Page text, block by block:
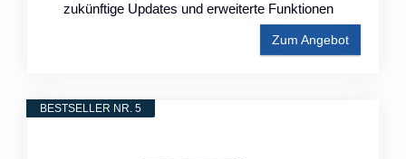
zukünftige Updates und erweiterte Funktionen
Zum Angebot
BESTSELLER NR. 5